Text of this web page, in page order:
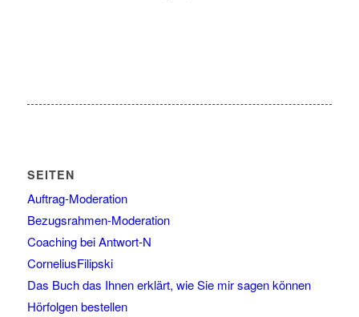
SEITEN
Auftrag-Moderation
Bezugsrahmen-Moderation
Coaching bei Antwort-N
CorneliusFilipski
Das Buch das Ihnen erklärt, wie Sie mir sagen können
Hörfolgen bestellen